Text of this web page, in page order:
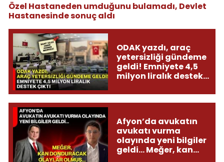
Özel Hastaneden umduğunu bulamadı, Devlet
Hastanesinde sonuç aldı
ODAK yazdı, araç
yetersizliği gündeme
geldi! Emniyete 4,5
milyon liralık destek
Afyon’da avukatın
avukatı vurma
olayında yeni bilgiler
geldi... Meğer, kan